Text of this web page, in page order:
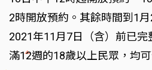
2時開放預約。其餘時間到1
2021年11月7日（含）前已
滿12週的18歲以上民眾，均可